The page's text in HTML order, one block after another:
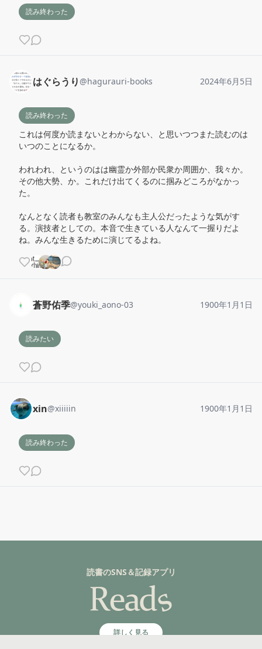
読み終わった
はぐらうり @hagurauri-books 2024年6月5日
読み終わった
これは何度か読まないとわからない、と思いつつまた読むのは
いつのことになるか。
われわれ、というのはは幽霊か外部か民衆か周囲か、我々か。
その他大勢、か。これだけ出てくるのに掴みどころがなかっ
た。
なんとなく読者も教室のみんなも主人公だったような気がす
る。演技者としての。本音で生きている人なんて一握りだよ
ね。みんな生きるために演じてるよね。
蒼野佑季@youki_aono-03 1900年1月1日
読みたい
xin@xiiiiin 1900年1月1日
読み終わった
読書のSNS＆記録アプリ
詳しく見る